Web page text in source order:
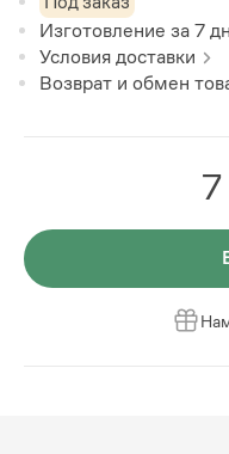
Изготовление за7
Условия доставки
Возврат и обмен